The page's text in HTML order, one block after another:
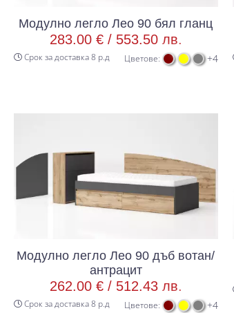
Модулно легло Лео 90 бял гланц
283.00 € / 553.50 лв.
Срок за доставка 8 р.д Цветове: +4
Модулно легло Лео 90 дъб вотан/
антрацит
262.00 € / 512.43 лв.
Срок за доставка 8 р.д Цветове: +4